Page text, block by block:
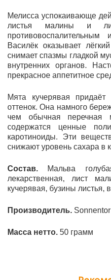
Мелисса успокаивающе
листья малины и
Василёк оказывает
снимает спазмы гладкой
внутренних органов.
прекрасное аппетитное
Мята кучерявая
оттенок. Она намного
чем обычная перечная
содержатся ценные
каротиноиды. Эти
снижают уровень сахара в
Состав. Мальва
лекарственная, лист
кучерявая, бузины листья,
Производитель. Sonnentor
Масса нетто. 50 грамм